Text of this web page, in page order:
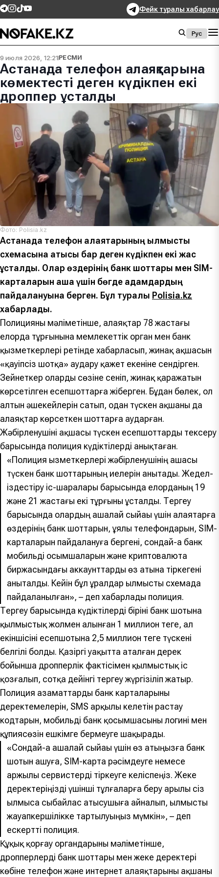
Фейк туралы хабарлау
Рус
9 июля 2026, 12:21РЕСМИ
Астанада телефон алаяқтарына
көмектесті деген күдікпен екі
дроппер ұсталды
Фото: Polisia.kz
Астанада телефон алаяқтарының қылмыстық
схемасына қатысы бар деген күдікпен екі жас
ұсталды. Олар өздерінің банк шоттары мен SIM-
карталарын ақша үшін бөгде адамдардың
пайдалануына берген. Бұл туралы Polisia.kz
хабарлады.
Полицияның мәліметінше, алаяқтар 78 жастағы
елорда тұрғынына мемлекеттік орган мен банк
қызметкерлері ретінде хабарласып, жинақ ақшасын
«қауіпсіз шотқа» аудару қажет екеніне сендірген.
Зейнеткер олардың сөзіне сеніп, жинақ қаражатын
көрсетілген есепшоттарға жіберген. Бұдан бөлек, ол
алтын әшекейлерін сатып, одан түскен ақшаны да
алаяқтар көрсеткен шоттарға аударған.
Жәбірленушінің ақшасы түскен есепшоттарды тексеру
барысында полиция күдіктілерді анықтаған.
«Полиция қызметкерлері жәбірленушінің ақшасы
түскен банк шоттарының иелерін анықтады. Жедел-
іздестіру іс-шаралары барысында елорданың 19
және 21 жастағы екі тұрғыны ұсталды. Тергеу
барысында олардың ақшалай сыйақы үшін алаяқтарға
өздерінің банк шоттарын, ұялы телефондарын, SIM-
карталарын пайдалануға бергені, сондай-ақ банк
мобильді қосымшаларын және криптовалюта
биржасындағы аккаунттарды өз атына тіркегені
анықталды. Кейін бұл құралдар қылмыстық схемада
пайдаланылған», – деп хабарлады полиция.
Тергеу барысында күдіктілердің бірінің банк шотына
қылмыстық жолмен алынған 1 миллион теңге, ал
екіншісінің есепшотына 2,5 миллион теңге түскені
белгілі болды. Қазіргі уақытта аталған дерек
бойынша дропперлік фактісімен қылмыстық іс
қозғалып, сотқа дейінгі тергеу жүргізіліп жатыр.
Полиция азаматтарды банк карталарының
деректемелерін, SMS арқылы келетін растау
кодтарын, мобильді банк қосымшасының логині мен
құпиясөзін ешкімге бермеуге шақырады.
«Сондай-ақ ақшалай сыйақы үшін өз атыңызға банк
шотын ашуға, SIM-карта рәсімдеуге немесе
қаржылық сервистерді тіркеуге келіспеңіз. Жеке
деректеріңізді үшінші тұлғаларға беру арқылы сіз
қылмысқа сыбайлас қатысушыға айналып, қылмыстық
жауапкершілікке тартылуыңыз мүмкін», – деп
ескертті полиция.
Құқық қорғау органдарының мәліметінше,
дропперлердің банк шоттары мен жеке деректері
көбіне телефон және интернет алаяқтарының ақшаны